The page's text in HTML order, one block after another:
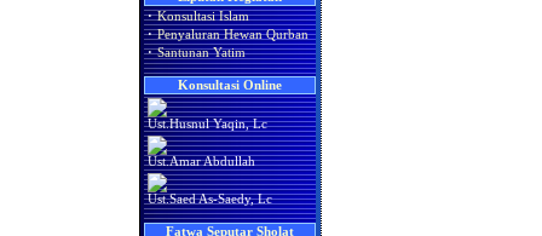
· Konsultasi Islam
· Penyaluran Hewan Qurban
· Santunan Yatim
Konsultasi Online
Ust.Husnul Yaqin, Lc
Ust.Amar Abdullah
Ust.Saed As-Saedy, Lc
Fatwa Seputar Sholat